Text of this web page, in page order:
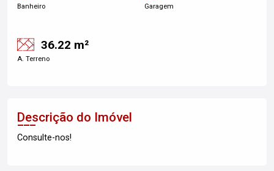
Banheiro Garagem
36.22 m²
A. Terreno
Descrição do Imóvel
Consulte-nos!